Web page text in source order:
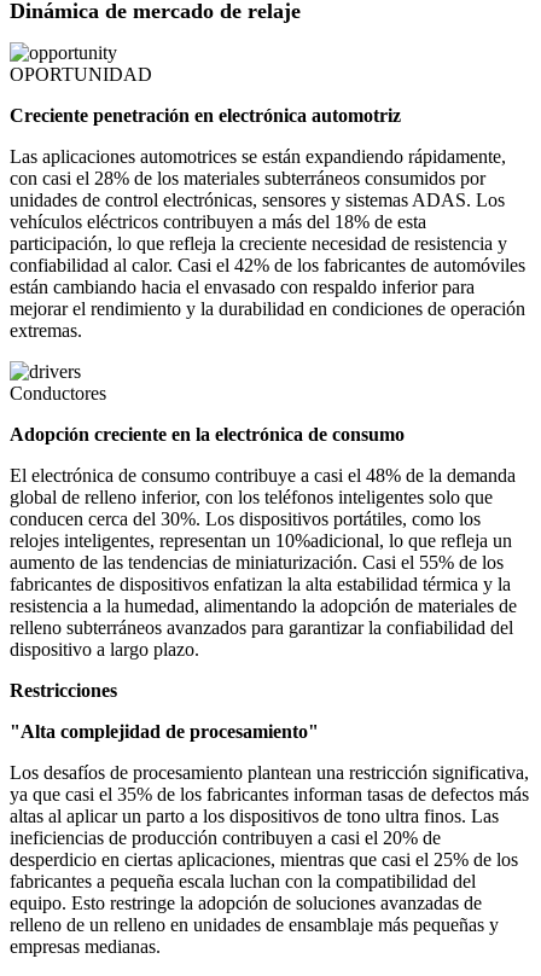
Dinámica de mercado de relaje
OPORTUNIDAD
Creciente penetración en electrónica automotriz
Las aplicaciones automotrices se están expandiendo rápidamente,
con casi el 28% de los materiales subterráneos consumidos por
unidades de control electrónicas, sensores y sistemas ADAS. Los
vehículos eléctricos contribuyen a más del 18% de esta
participación, lo que refleja la creciente necesidad de resistencia y
confiabilidad al calor. Casi el 42% de los fabricantes de automóviles
están cambiando hacia el envasado con respaldo inferior para
mejorar el rendimiento y la durabilidad en condiciones de operación
extremas.
Conductores
Adopción creciente en la electrónica de consumo
El electrónica de consumo contribuye a casi el 48% de la demanda
global de relleno inferior, con los teléfonos inteligentes solo que
conducen cerca del 30%. Los dispositivos portátiles, como los
relojes inteligentes, representan un 10%adicional, lo que refleja un
aumento de las tendencias de miniaturización. Casi el 55% de los
fabricantes de dispositivos enfatizan la alta estabilidad térmica y la
resistencia a la humedad, alimentando la adopción de materiales de
relleno subterráneos avanzados para garantizar la confiabilidad del
dispositivo a largo plazo.
Restricciones
"Alta complejidad de procesamiento"
Los desafíos de procesamiento plantean una restricción significativa,
ya que casi el 35% de los fabricantes informan tasas de defectos más
altas al aplicar un parto a los dispositivos de tono ultra finos. Las
ineficiencias de producción contribuyen a casi el 20% de
desperdicio en ciertas aplicaciones, mientras que casi el 25% de los
fabricantes a pequeña escala luchan con la compatibilidad del
equipo. Esto restringe la adopción de soluciones avanzadas de
relleno de un relleno en unidades de ensamblaje más pequeñas y
empresas medianas.